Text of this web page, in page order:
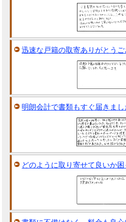
迅速な戸籍の取寄ありがとうご
明朗会計で書類もすぐ届きまし
どのように取り寄せて良いか